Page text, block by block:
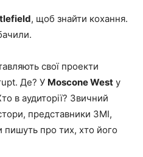
, щоб знайти кохання.
свої проекти
Де? У Moscone West у
в аудиторії? Звичний
представники ЗМІ,
пишуть про тих, хто його